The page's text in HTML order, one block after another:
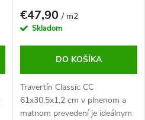
€47,90/ m2
Skladom
DO KOŠÍKA
Travertín Classic CC
61x30,5x1,2 cm v plnenom a
matnom prevedení je ideálnym